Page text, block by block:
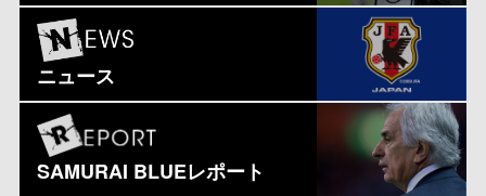
ニュース
SAMURAI BLUEレポート